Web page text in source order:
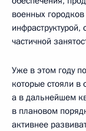
военных
инфраструктурой,
частичной
Уже в этом году
которые стояли в
а в дальнейшем
в плановом
активнее